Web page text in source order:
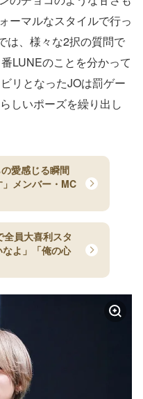
ーマルなスタイルで行っ
は、様々な2択の質問で
LUNEのことを分かって
リとなったJOは罰ゲー
しいポーズを繰り出し
愛感じる瞬間
」メンバー・MC
員大喜利スタ
よ」「俺の心